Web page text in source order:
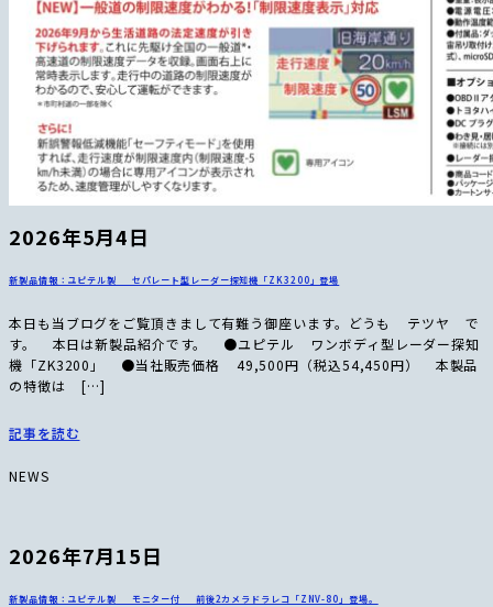
2026年5月4日
新製品情報：ユピテル製 セパレート型レーダー探知機「ZK3200」登場
本日も当ブログをご覧頂きまして有難う御座います。どうも テツヤ で
す。 本日は新製品紹介です。 ●ユピテル ワンボディ型レーダー探知
機「ZK3200」 ●当社販売価格 49,500円（税込54,450円） 本製品
の特徴は […]
記事を読む
NEWS
2026年7月15日
新製品情報：ユピテル製 モニター付 前後2カメラドラレコ「ZNV-80」登場。